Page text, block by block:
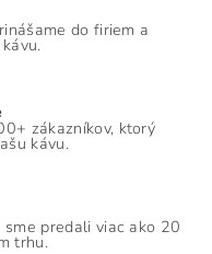
do firiem a
zákazníkov, ktorý
kávu.
predali viac ako 20
trhu.